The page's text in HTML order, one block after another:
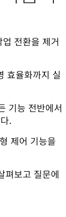
전환을 제거
효율화까지 실
기능 전반에서
.
제어 기능을
펴보고 질문에